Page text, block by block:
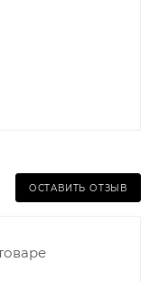
ОСТАВИТЬ ОТЗЫВ